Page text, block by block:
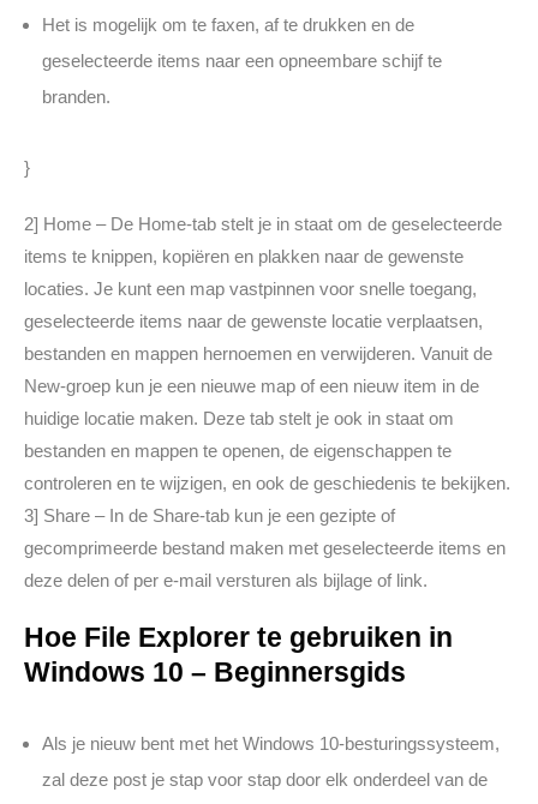
Het is mogelijk om te faxen, af te drukken en de
geselecteerde items naar een opneembare schijf te
branden.
}
2] Home – De Home-tab stelt je in staat om de geselecteerde
items te knippen, kopiëren en plakken naar de gewenste
locaties. Je kunt een map vastpinnen voor snelle toegang,
geselecteerde items naar de gewenste locatie verplaatsen,
bestanden en mappen hernoemen en verwijderen. Vanuit de
New-groep kun je een nieuwe map of een nieuw item in de
huidige locatie maken. Deze tab stelt je ook in staat om
bestanden en mappen te openen, de eigenschappen te
controleren en te wijzigen, en ook de geschiedenis te bekijken.
3] Share – In de Share-tab kun je een gezipte of
gecomprimeerde bestand maken met geselecteerde items en
deze delen of per e-mail versturen als bijlage of link.
Hoe File Explorer te gebruiken in
Windows 10 – Beginnersgids
Als je nieuw bent met het Windows 10-besturingssysteem,
zal deze post je stap voor stap door elk onderdeel van de